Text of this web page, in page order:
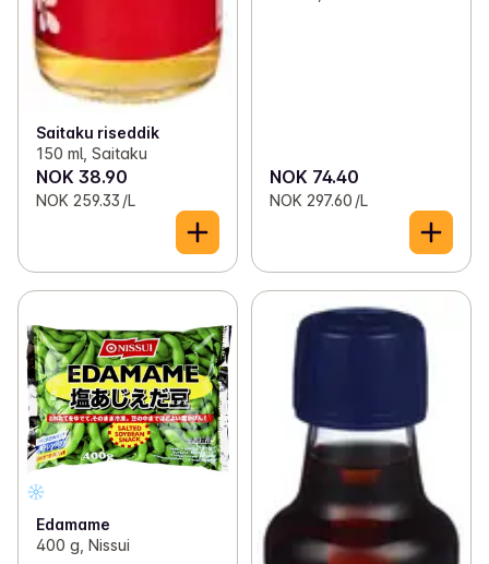
Saitaku riseddik
150 ml, Saitaku
NOK 38.90
NOK 259.33 /L
NOK 74.40
NOK 297.60 /L
Edamame
400 g, Nissui